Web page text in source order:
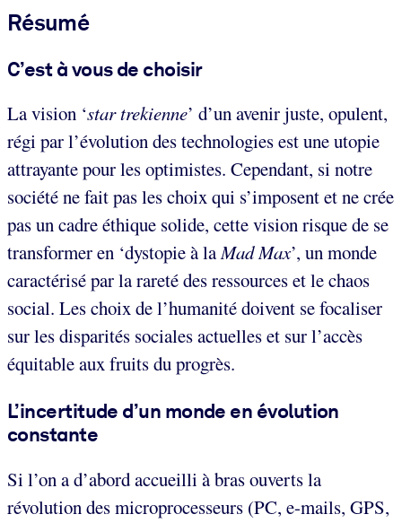
Résumé
C’est à vous de choisir
La vision ‘star trekienne’ d’un avenir juste, opulent,
régi par l’évolution des technologies est une utopie
attrayante pour les optimistes. Cependant, si notre
société ne fait pas les choix qui s’imposent et ne crée
pas un cadre éthique solide, cette vision risque de se
transformer en ‘dystopie à laMad Max’, un monde
caractérisé par la rareté des ressources et le chaos
social. Les choix de l’humanité doivent se focaliser
sur les disparités sociales actuelles et sur l’accès
équitable aux fruits du progrès.
L’incertitude d’un monde en évolution
constante
Si l’on a d’abord accueilli à bras ouverts la
révolution des microprocesseurs (PC, e-mails, GPS,